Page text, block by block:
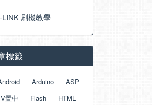
LINK 刷機教學
標籤
Arduino
ASP
置中 Flash
HTML